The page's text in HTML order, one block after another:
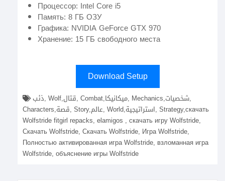
Процессор: Intel Core i5
Память: 8 ГБ ОЗУ
Графика: NVIDIA GeForce GTX 970
Хранение: 15 ГБ свободного места
Download Setup
Characters,قصة, Story,عالم, World,استراتيجية, Strategy,скачать
Wolfstride fitgirl repacks, elamigos , скачать игру Wolfstride,
Скачать Wolfstride, Скачать Wolfstride, Игра Wolfstride,
Полностью активированная игра Wolfstride, взломанная игра
Wolfstride, объяснение игры Wolfstride